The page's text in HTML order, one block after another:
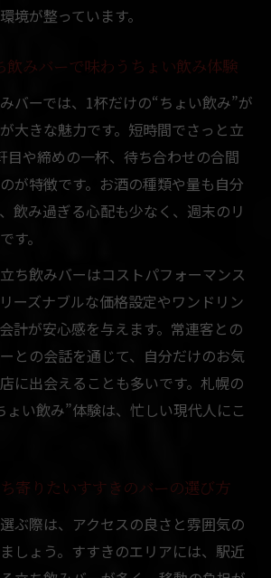
境が整っています。
飲みバーで味わうちょい飲み体験
バーでは、1杯だけの“ちょい飲み”が
大きな魅力です。短時間でさっと立
目や締めの一杯、待ち合わせの合間
が特徴です。お酒の種類や量も自分
飲み過ぎる心配も少なく、週末のリ
す。
ち飲みバーはコストパフォーマンス
ーズナブルな価格設定やワンドリン
計が安心感を与えます。常連客との
との会話を通じて、自分だけのお気
に出会えることも多いです。札幌の
ょい飲み”体験は、忙しい現代人にこ
寄りたいすすきのバーの選び方
ぶ際は、アクセスの良さと雰囲気の
しょう。すすきのエリアには、駅近